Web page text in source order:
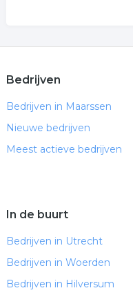
Bedrijven
Bedrijven in Maarssen
Nieuwe bedrijven
Meest actieve bedrijven
In de buurt
Bedrijven in Utrecht
Bedrijven in Woerden
Bedrijven in Hilversum